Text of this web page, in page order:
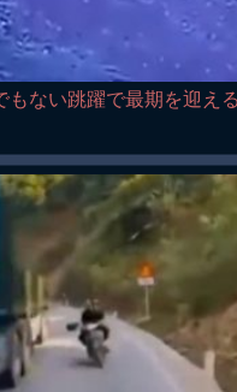
もない跳躍で最期を迎え